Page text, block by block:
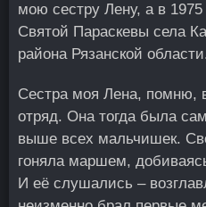
мою сестру Лену, а в
Святой Параскевы села
района Рязанской
Сестра моя Лена, помню,
отряд. Она тогда была
выше всех мальчишек.
гоняла маршем,
И её слушались –